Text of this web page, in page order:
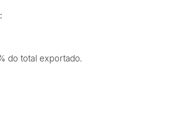
do total exportado.